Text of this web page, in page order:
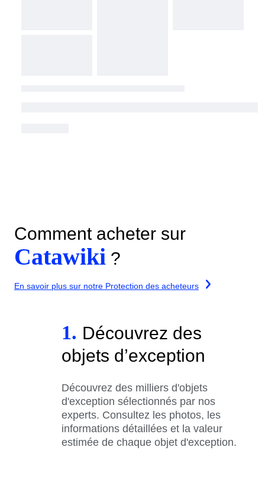
Comment acheter sur
Catawiki ?
En savoir plus sur notre Protection des acheteurs
1. Découvrez des
objets d’exception
Découvrez des milliers d'objets
d'exception sélectionnés par nos
experts. Consultez les photos, les
informations détaillées et la valeur
estimée de chaque objet d'exception.